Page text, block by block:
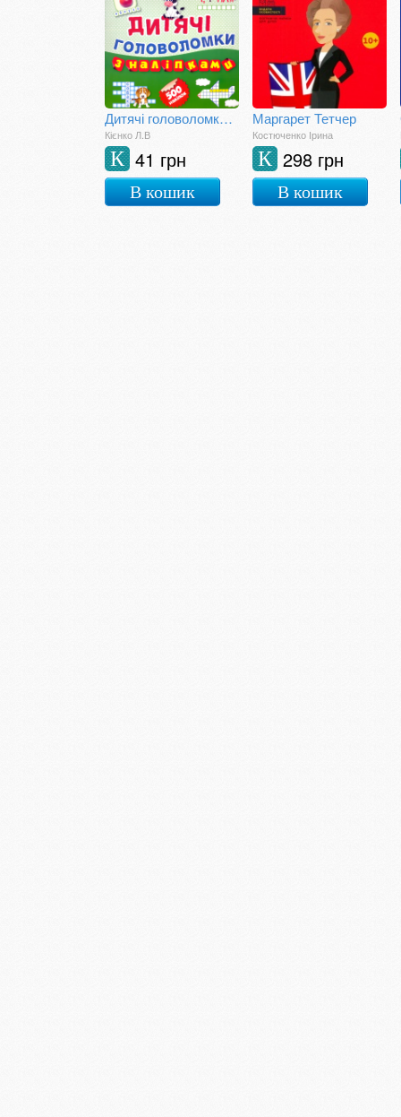
Дитячі головоломки з наліпками. Книга 1
Кієнко Л.В
41 грн
К
В кошик
Маргарет Тетчер
Костюченко Ірина
298 грн
К
В кошик